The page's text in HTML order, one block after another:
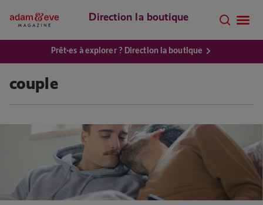
Direction la boutique
Prêt·es à explorer ? Direction la boutique
couple